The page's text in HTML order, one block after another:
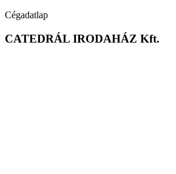
Cégadatlap
CATEDRÁL IRODAHÁZ Kft.